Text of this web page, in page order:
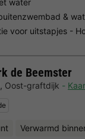
water
&
voor uitstapjes -
de Beemster
, Oost-graftdijk
Verwarmd